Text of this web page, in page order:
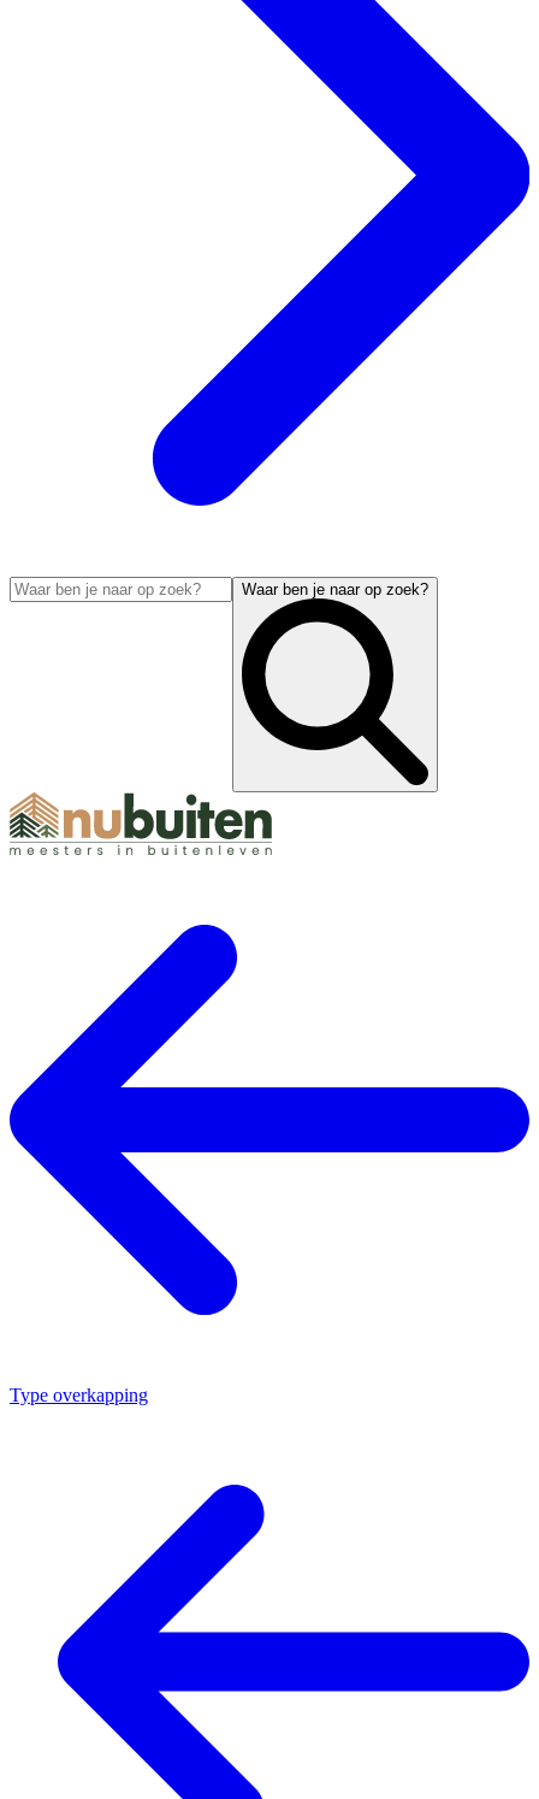
Waar ben je naar op zoek?
Type overkapping